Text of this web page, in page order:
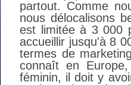
partout. Comme
nous délocalisons
est limitée à 3 000
accueillir jusqu'à 8
termes de
connaît en
féminin, il doit y